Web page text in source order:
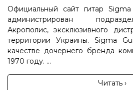
Официальный сайт гитар
администрирован
Акрополис, эксклюзивного
территории Украины. Sigma
качестве дочернего бренда
1970 году. ...
Читать ›